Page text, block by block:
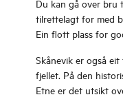
Du kan gå over bru
tilrettelagt for med
Ein flott plass for
Skånevik er også
fjellet. På den
Etne er det utsikt